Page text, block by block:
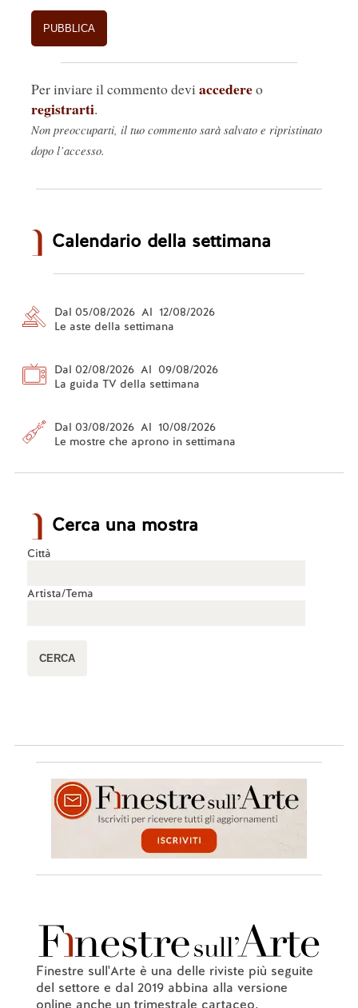
Per inviare il commento devi accedereo
registrarti.
Non preoccuparti, il tuo commento sarà salvato e ripristinato
dopo l’accesso.
Calendario della settimana
Dal 05/08/2026 Al 12/08/2026
Le aste della settimana
Dal 02/08/2026 Al 09/08/2026
La guida TV della settimana
Dal 03/08/2026 Al 10/08/2026
Le mostre che aprono in settimana
Cerca una mostra
Città
Artista/Tema
Finestre sull'Arte è una delle riviste più seguite
del settore e dal 2019 abbina alla versione
online anche un trimestrale cartaceo.